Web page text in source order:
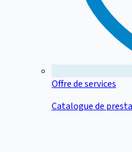
Offre de services
Catalogue de